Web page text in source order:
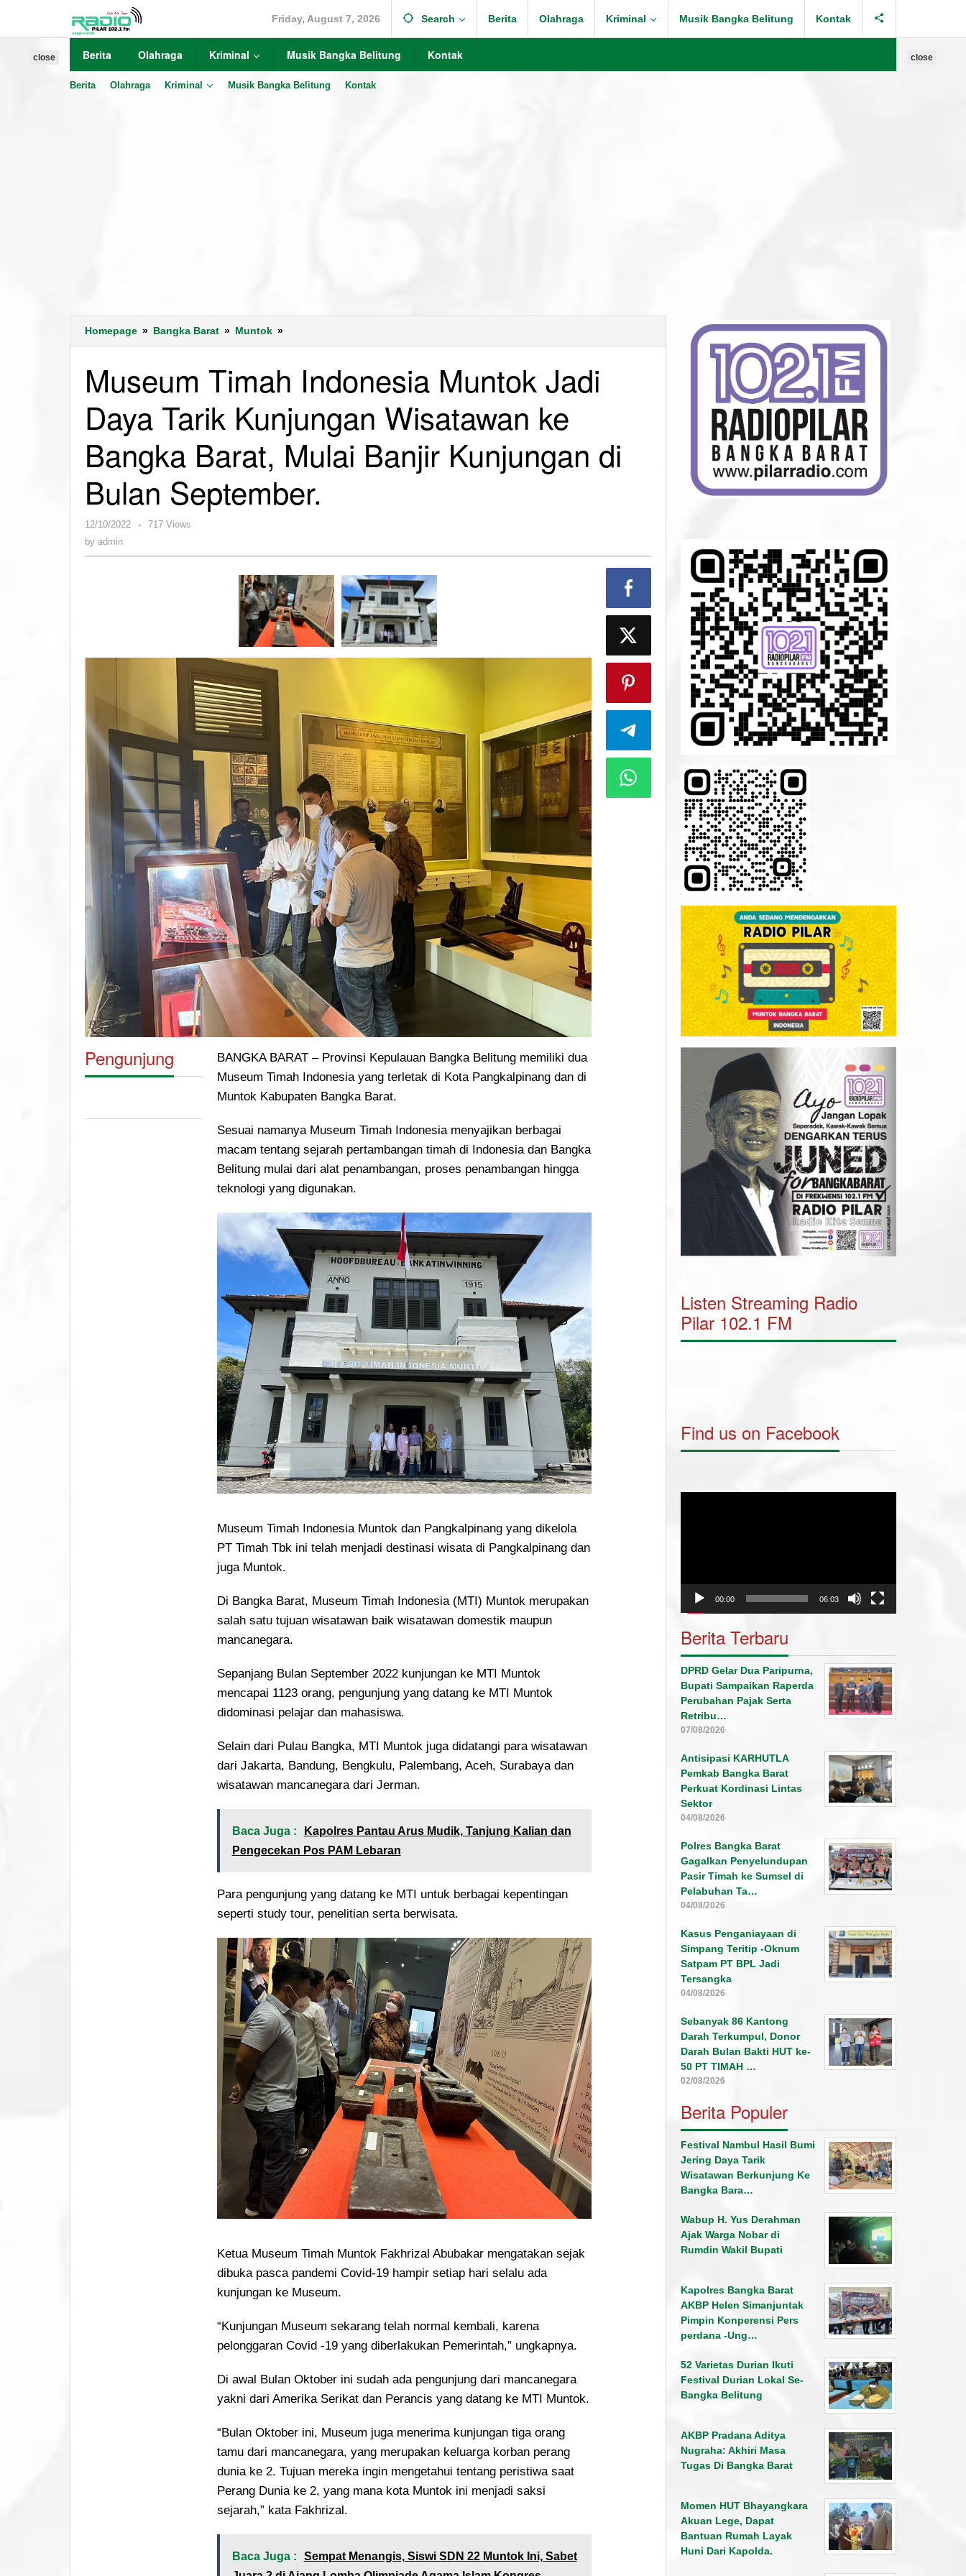
content
Friday, August 7, 2026 Search Berita Olahraga Kriminal Musik Bangka Belitung Kontak
Berita Olahraga Kriminal Musik Bangka Belitung Kontak
Berita Olahraga Kriminal Musik Bangka Belitung Kontak
close close
Homepage » Bangka Barat » Muntok »
Timah
Muntok
Jadi
Tarik
Kunjungan
Wisatawan
ke
Barat,
di
September.
Museum Timah Indonesia Muntok Jadi
Daya Tarik Kunjungan Wisatawan ke
Bangka Barat, Mulai Banjir Kunjungan di
Bulan September.
12/10/2022
by
-
717 Views
by admin
Pengunjung
BANGKA BARAT – Provinsi Kepulauan Bangka Belitung memiliki dua
Museum Timah Indonesia yang terletak di Kota Pangkalpinang dan di
Muntok Kabupaten Bangka Barat.
Sesuai namanya Museum Timah Indonesia menyajikan berbagai
macam tentang sejarah pertambangan timah di Indonesia dan Bangka
Belitung mulai dari alat penambangan, proses penambangan hingga
teknologi yang digunakan.
Museum Timah Indonesia Muntok dan Pangkalpinang yang dikelola
PT Timah Tbk ini telah menjadi destinasi wisata di Pangkalpinang dan
juga Muntok.
Di Bangka Barat, Museum Timah Indonesia (MTI) Muntok merupakan
salah satu tujuan wisatawan baik wisatawan domestik maupun
mancanegara.
Sepanjang Bulan September 2022 kunjungan ke MTI Muntok
mencapai 1123 orang, pengunjung yang datang ke MTI Muntok
didominasi pelajar dan mahasiswa.
Selain dari Pulau Bangka, MTI Muntok juga didatangi para wisatawan
dari Jakarta, Bandung, Bengkulu, Palembang, Aceh, Surabaya dan
wisatawan mancanegara dari Jerman.
Baca Juga :
Kapolres Pantau Arus Mudik, Tanjung Kalian dan
Pengecekan Pos PAM Lebaran
Para pengunjung yang datang ke MTI untuk berbagai kepentingan
seperti study tour, penelitian serta berwisata.
Ketua Museum Timah Muntok Fakhrizal Abubakar mengatakan sejak
dibuka pasca pandemi Covid-19 hampir setiap hari selalu ada
kunjungan ke Museum.
“Kunjungan Museum sekarang telah normal kembali, karena
pelonggaran Covid -19 yang diberlakukan Pemerintah,” ungkapnya.
Di awal Bulan Oktober ini sudah ada pengunjung dari mancanegara
yakni dari Amerika Serikat dan Perancis yang datang ke MTI Muntok.
“Bulan Oktober ini, Museum juga menerima kunjungan tiga orang
tamu dari mancanegara, yang merupakan keluarga korban perang
dunia ke 2. Tujuan mereka ingin mengetahui tentang peristiwa saat
Perang Dunia ke 2, yang mana kota Muntok ini menjadi saksi
sejarah,” kata Fakhrizal.
Baca Juga :
Sempat Menangis, Siswi SDN 22 Muntok Ini, Sabet
Listen Streaming Radio
Pilar 102.1 FM
Find us on Facebook
00:00 06:03
Berita Terbaru
DPRD Gelar Dua Paripurna,
Bupati Sampaikan Raperda
Perubahan Pajak Serta
Retribu…
07/08/2026
Antisipasi KARHUTLA
Pemkab Bangka Barat
Perkuat Kordinasi Lintas
Sektor
04/08/2026
Polres Bangka Barat
Gagalkan Penyelundupan
Pasir Timah ke Sumsel di
Pelabuhan Ta…
04/08/2026
Kasus Penganiayaan di
Simpang Teritip -Oknum
Satpam PT BPL Jadi
Tersangka
04/08/2026
Sebanyak 86 Kantong
Darah Terkumpul, Donor
Darah Bulan Bakti HUT ke-
50 PT TIMAH …
02/08/2026
Berita Populer
Festival Nambul Hasil Bumi
Jering Daya Tarik
Wisatawan Berkunjung Ke
Bangka Bara…
Wabup H. Yus Derahman
Ajak Warga Nobar di
Rumdin Wakil Bupati
Kapolres Bangka Barat
AKBP Helen Simanjuntak
Pimpin Konperensi Pers
perdana -Ung…
52 Varietas Durian Ikuti
Festival Durian Lokal Se-
Bangka Belitung
AKBP Pradana Aditya
Nugraha: Akhiri Masa
Tugas Di Bangka Barat
Momen HUT Bhayangkara
Akuan Lege, Dapat
Bantuan Rumah Layak
Huni Dari Kapolda.